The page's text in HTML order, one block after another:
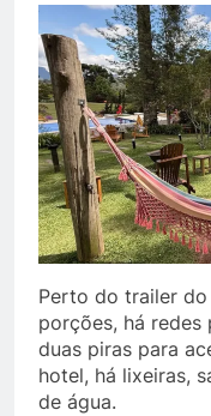
Perto do trailer do
porções, há redes
duas piras para
hotel, há lixeiras,
de água.